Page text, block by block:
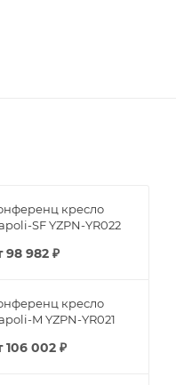
кресло
SF YZPN-YR022
98 982 ₽
кресло
M YZPN-YR021
106 002 ₽